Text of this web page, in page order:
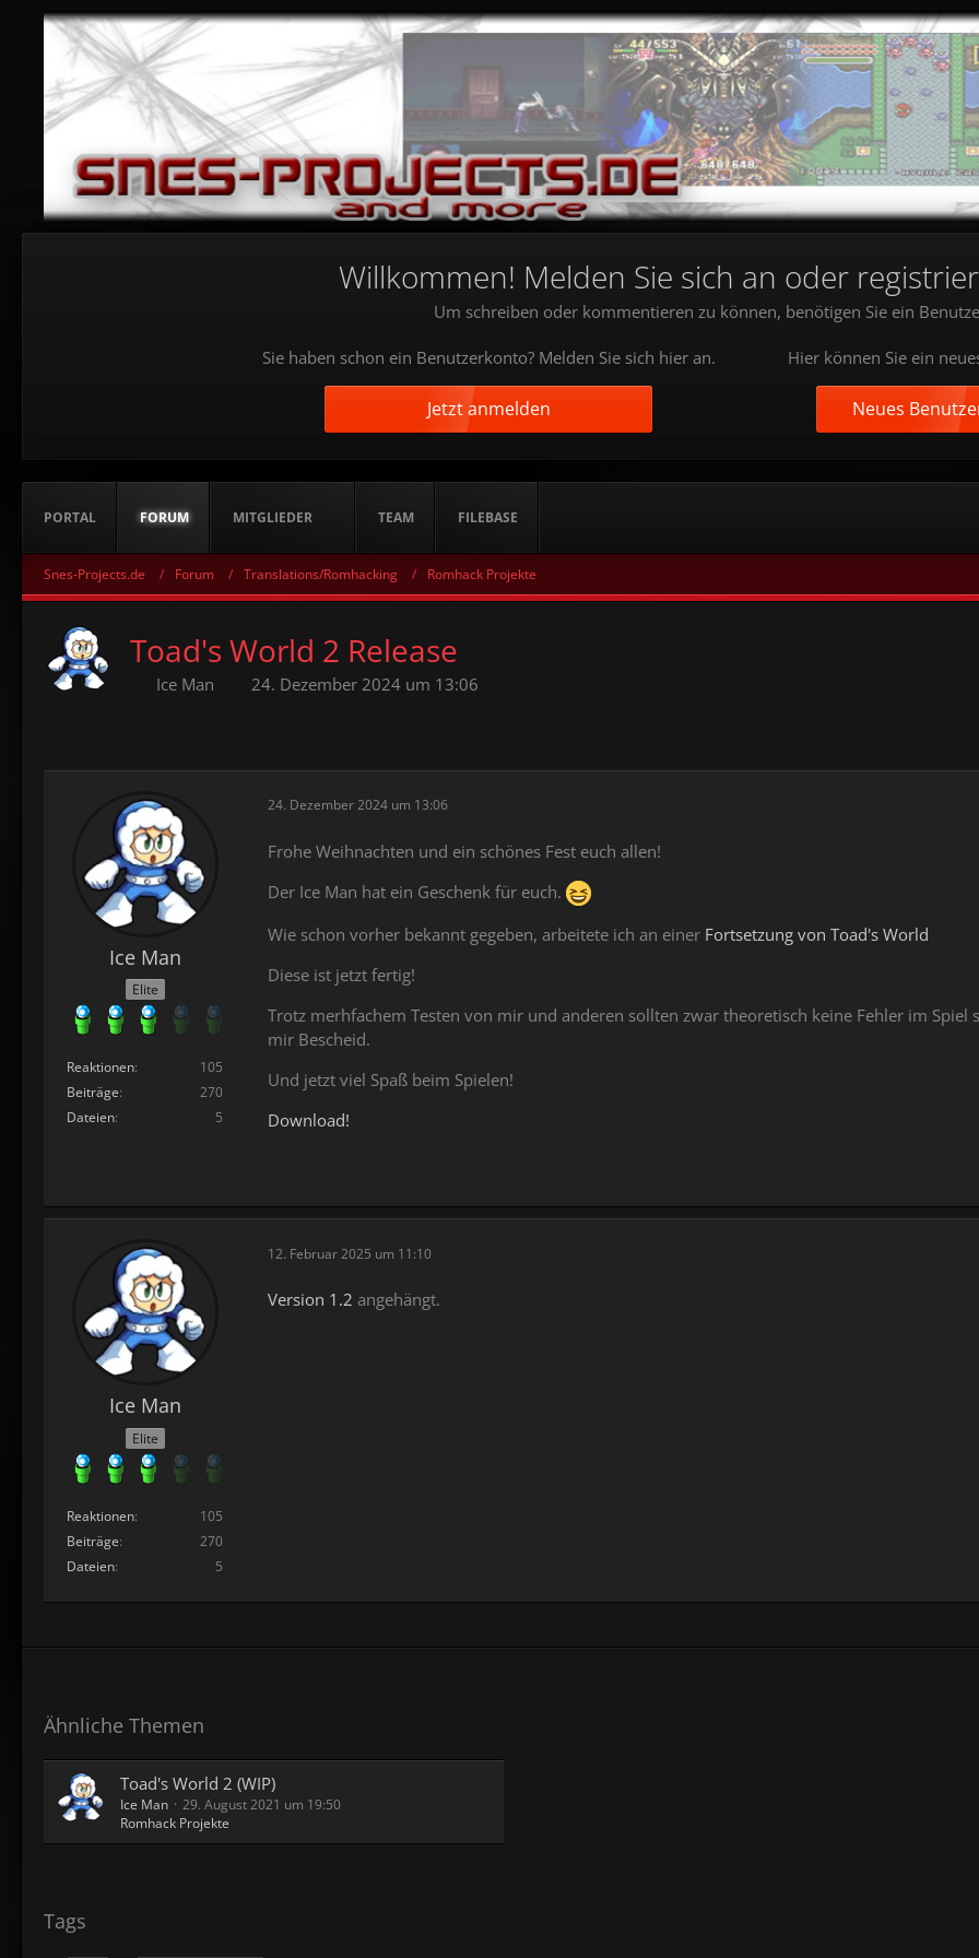
Willkommen! Melden Sie sich an oder
Um schreiben oder kommentieren zu können, benötigen Sie ein
Sie haben schon ein Benutzerkonto? Melden Sie sich hier an.
Jetzt anmelden
Hier können Sie ein
Neues
PORTAL FORUM MITGLIEDER TEAM FILEBASE
Snes-Projects.de Forum Translations/Romhacking Romhack Projekte
Toad's World 2 Release
Ice Man 24. Dezember 2024 um 13:06
Ice Man
Elite
Reaktionen
105
Beiträge
270
Dateien
5
24. Dezember 2024 um 13:06
Frohe Weihnachten und ein schönes Fest euch allen!
Der Ice Man hat ein Geschenk für euch.
Wie schon vorher bekannt gegeben, arbeitete ich an einer Fortsetzung von Toad's World
Diese ist jetzt fertig!
Trotz merhfachem Testen von mir und anderen sollten zwar theoretisch keine Fehler im
mir Bescheid.
Und jetzt viel Spaß beim Spielen!
Download!
Ice Man
Elite
Reaktionen
105
Beiträge
270
Dateien
5
12. Februar 2025 um 11:10
Version 1.2 angehängt.
Ähnliche Themen
Toad's World 2 (WIP)
Ice Man
29. August 2021 um 19:50
Romhack Projekte
Tags